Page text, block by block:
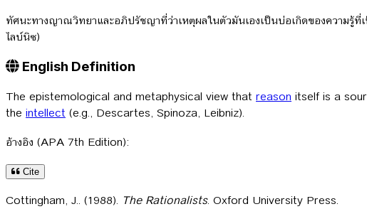
ทัศนะทางญาณวิทยาและอภิปรัชญาที่ว่าเหตุผลในตัวมันเองเป็นบ่อเกิดของความรู้ที่
ไลบ์นิซ)
English Definition
The epistemological and metaphysical view that reason itself is a
the intellect (e.g., Descartes, Spinoza, Leibniz).
อ้างอิง (APA 7th Edition):
Cite
Cottingham, J.. (1988). The Rationalists. Oxford University Press.